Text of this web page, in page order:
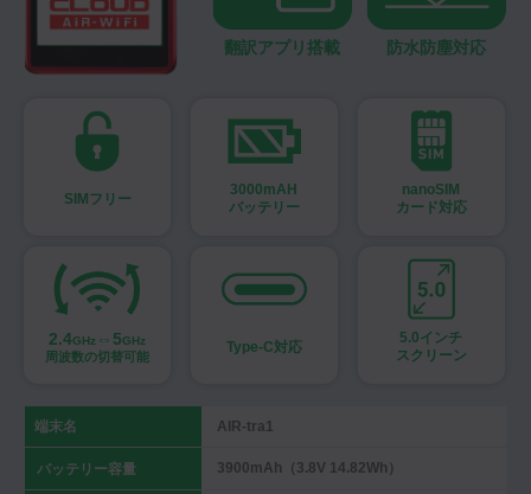
翻訳アプリ搭載 防水防塵対応
SIMフリー
3000mAH
バッテリー
nanoSIM
カード対応
2.4GHz ⇔5GHz
周波数の切替可能
Type-C対応
5.0インチ
スクリーン
端末名 AIR-tra1
バッテリー容量 3900mAh（3.8V 14.82Wh）